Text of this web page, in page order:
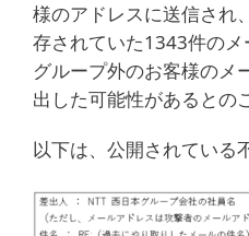
様のアドレスに送信され
存されていた1343件の
グループ外のお客様のメ
出した可能性があるとの
以下は、公開されている